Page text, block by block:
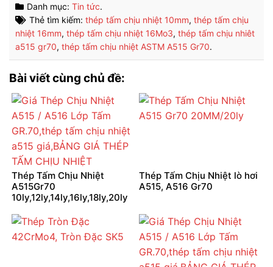
Danh mục: Tin tức.
Thẻ tìm kiếm: thép tấm chịu nhiệt 10mm, thép tấm chịu
nhiệt 16mm, thép tấm chịu nhiệt 16Mo3, thép tấm chịu nhiêt
a515 gr70, thép tấm chịu nhiệt ASTM A515 Gr70.
Bài viết cùng chủ đề:
Thép Tấm Chịu Nhiệt
A515Gr70
10ly,12ly,14ly,16ly,18ly,20ly
Thép Tấm Chịu Nhiệt lò hơi
A515, A516 Gr70